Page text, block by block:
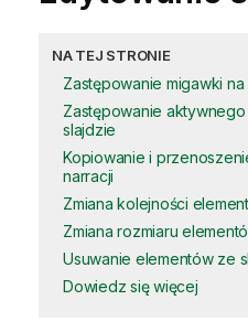
NA TEJ STRONIE
Zastępowanie migawki na
Zastępowanie
slajdzie
Kopiowanie i
narracji
Zmiana kolejności
Zmiana rozmiaru
Usuwanie elementów ze
Dowiedz się więcej